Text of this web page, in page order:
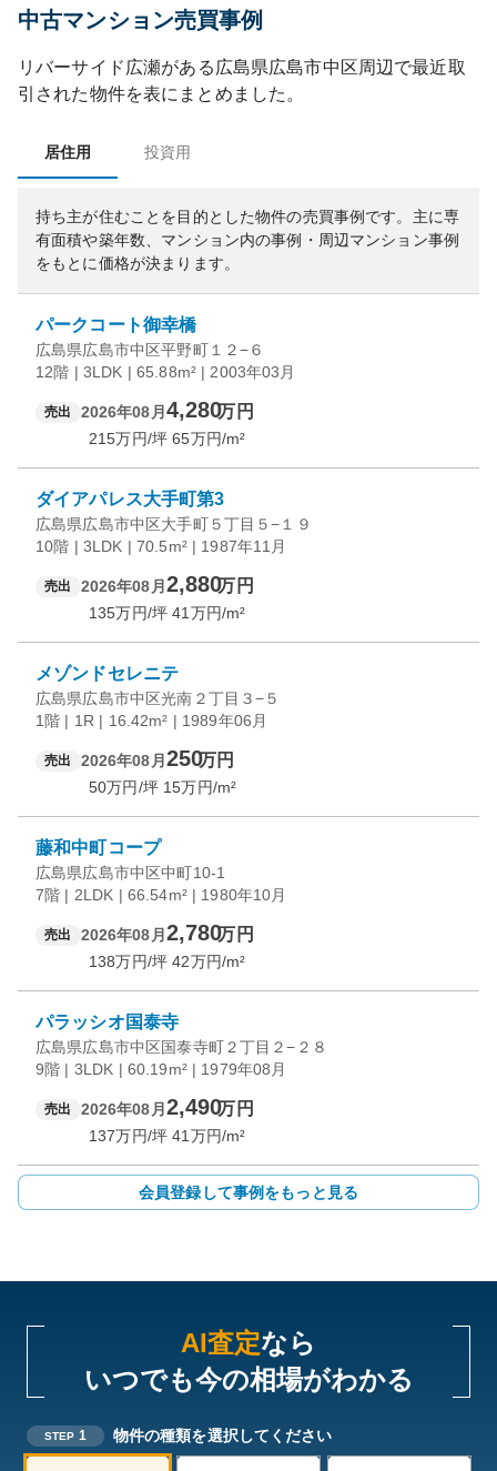
中古マンション売買事例
リバーサイド広瀬がある 広島県広島市中区周辺で最近取
引された物件を表にまとめました。
居住用 投資用
持ち主が住むことを目的とした物件の売買事例です。 主に専
有面積や築年数、マンション内の事例・周辺マンション事例
をもとに価格が決まります。
パークコート御幸橋
広島県広島市中区平野町１２−６
12階 | 3LDK | 65.88m² | 2003年03月
売出 2026年08月 4,280万円
215万円/坪 65万円/m²
ダイアパレス大手町第3
広島県広島市中区大手町５丁目５−１９
10階 | 3LDK | 70.5m² | 1987年11月
売出 2026年08月 2,880万円
135万円/坪 41 万円/m²
メゾンドセレニテ
広島県広島市中区光南２丁目３−５
1階 | 1R | 16.42m² | 1989年06月
売出 2026年08月 250万円
50万円/坪 15万円/m²
藤和中町コープ
広島県広島市中区中町10-1
7階 | 2LDK | 66.54m² | 1980年10月
売出 2026年08月 2,780万円
138万円/坪 42万円/m²
パラッシオ国泰寺
広島県広島市中区国泰寺町２丁目２−２８
9階 | 3LDK | 60.19m² | 1979年08月
売出 2026年08月 2,490万円
137万円/坪 41 万円/m²
会員登録して事例をもっと見る
AI査定なら
いつでも今の相場がわかる
STEP 1 物件の種類を選択してください